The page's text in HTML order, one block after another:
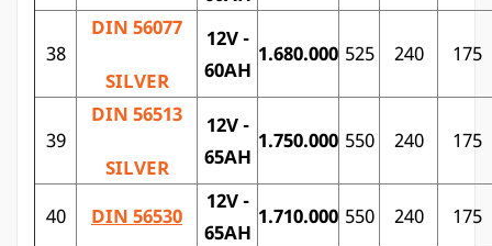
38
DIN 56077
SILVER
12V -
60AH
1.680.000 525 240 175
39
DIN 56513
SILVER
12V -
65AH
1.750.000 550 240 175
40 DIN 56530
12V -
65AH
1.710.000 550 240 175